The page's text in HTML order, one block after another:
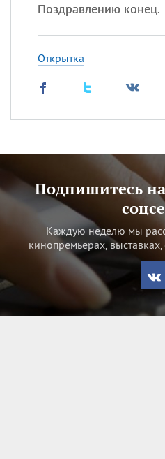
Поздравлению конец.
Открытка
Подпишитесь
Каждую неделю мы
кинопремьерах,